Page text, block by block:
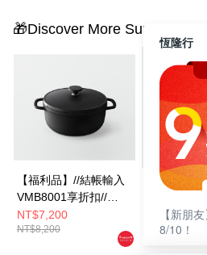
🎁Discover More Surprises
【福利品】//結帳輸入
VMB8001享折扣//
VERMICULAR 琺瑯鑄
鐵鍋 OP2 18CM (碳
NT$7,200
NT$8,200
【福利品
VMB8001
Vermicular
瑯鑄鐵鍋
NT$9,800
NT$10,800
恆隆行
【新朋
8/10！